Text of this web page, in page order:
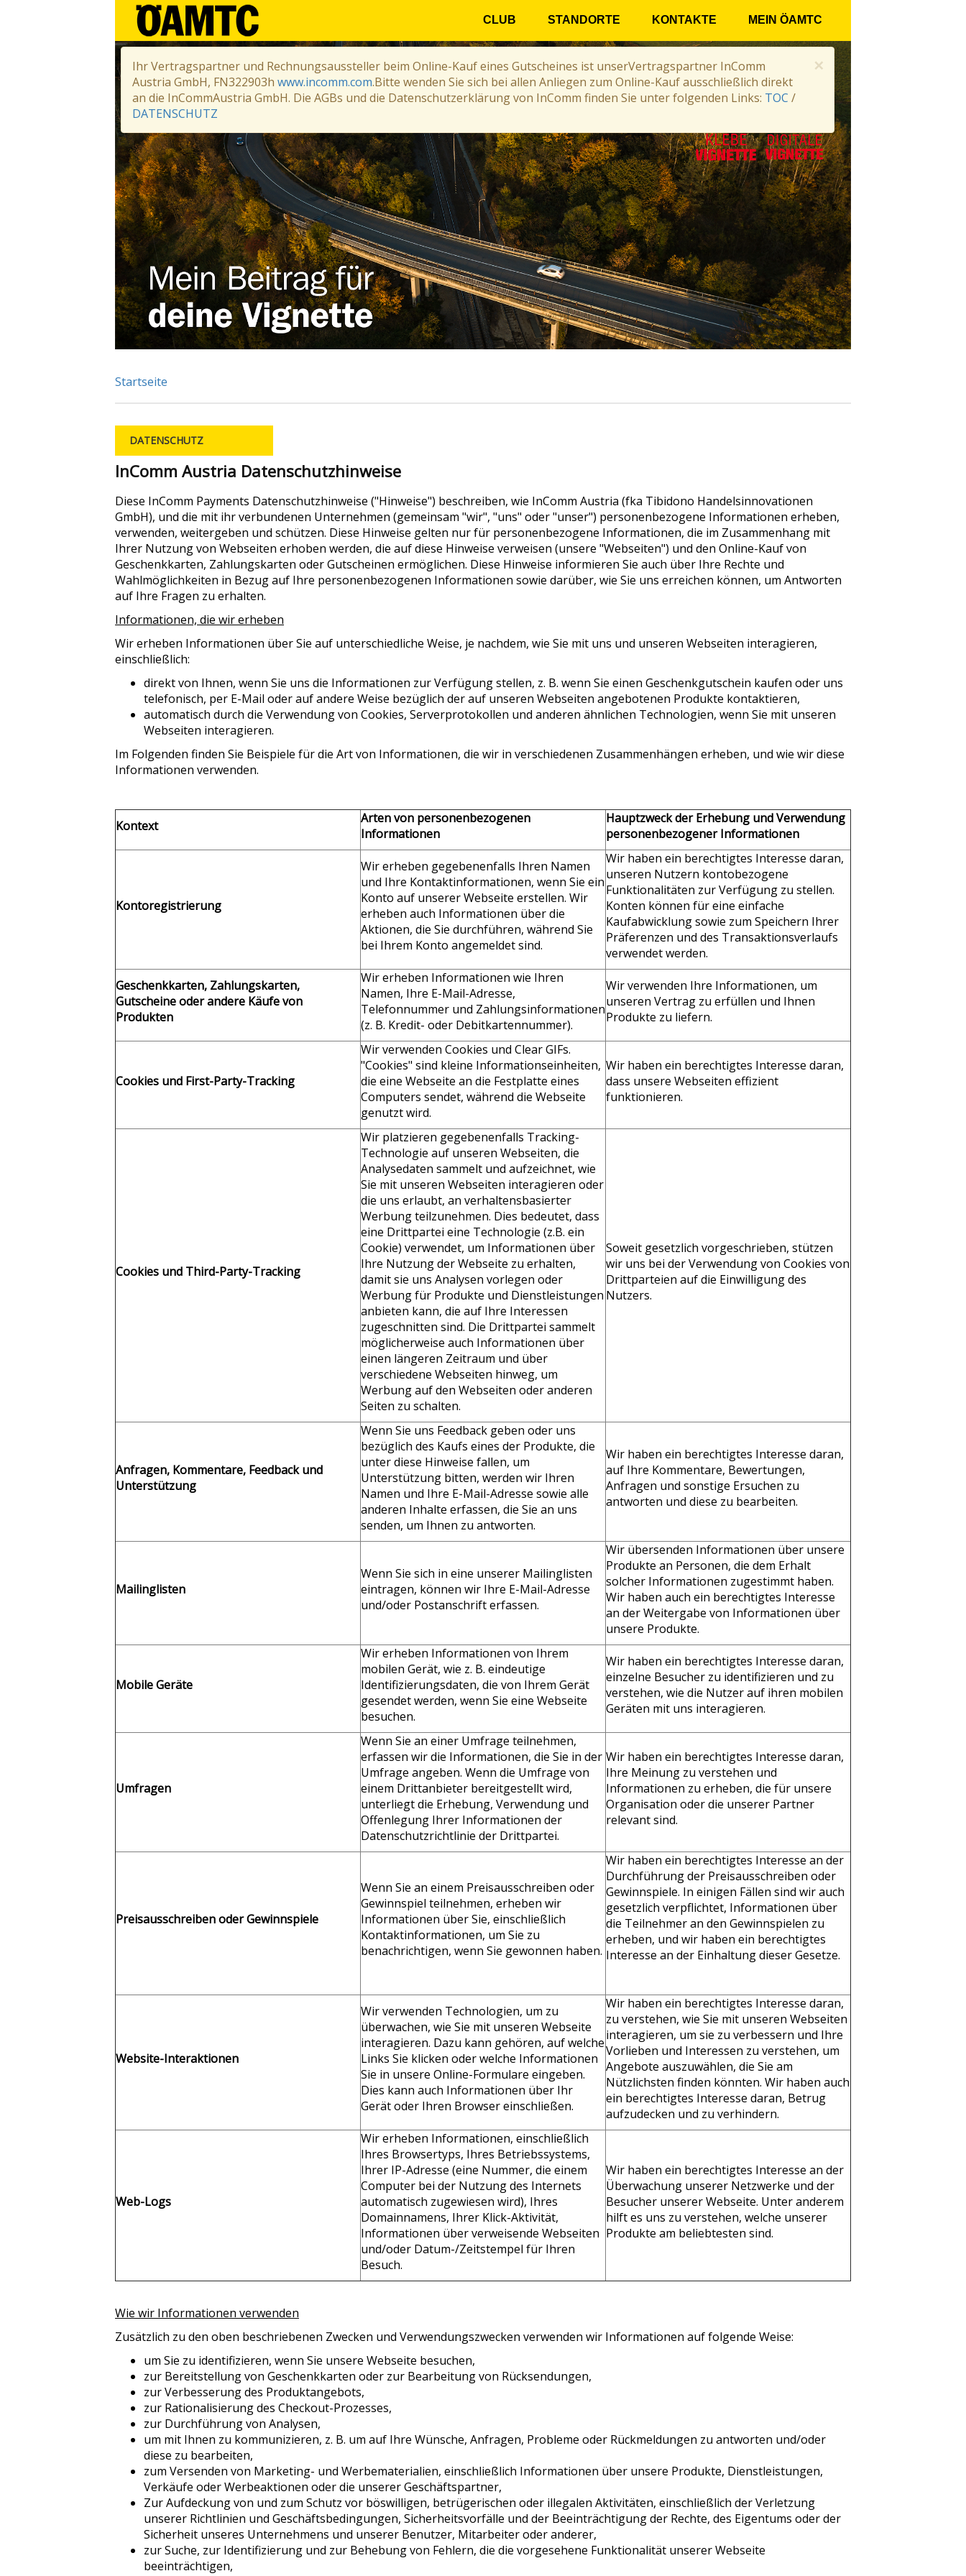
CLUB STANDORTE KONTAKTE MEIN ÖAMTC
×
Ihr Vertragspartner und Rechnungsaussteller beim Online-Kauf eines Gutscheines ist unserVertragspartner InComm
Austria GmbH, FN322903h www.incomm.com.Bitte wenden Sie sich bei allen Anliegen zum Online-Kauf ausschließlich direkt
an die InCommAustria GmbH. Die AGBs und die Datenschutzerklärung von InComm finden Sie unter folgenden Links: TOC /
DATENSCHUTZ
Startseite
DATENSCHUTZ
InComm Austria Datenschutzhinweise
Diese InComm Payments Datenschutzhinweise ("Hinweise") beschreiben, wie InComm Austria (fka Tibidono Handelsinnovationen
GmbH), und die mit ihr verbundenen Unternehmen (gemeinsam "wir", "uns" oder "unser") personenbezogene Informationen erheben,
verwenden, weitergeben und schützen. Diese Hinweise gelten nur für personenbezogene Informationen, die im Zusammenhang mit
Ihrer Nutzung von Webseiten erhoben werden, die auf diese Hinweise verweisen (unsere "Webseiten") und den Online-Kauf von
Geschenkkarten, Zahlungskarten oder Gutscheinen ermöglichen. Diese Hinweise informieren Sie auch über Ihre Rechte und
Wahlmöglichkeiten in Bezug auf Ihre personenbezogenen Informationen sowie darüber, wie Sie uns erreichen können, um Antworten
auf Ihre Fragen zu erhalten.
Informationen, die wir erheben
Wir erheben Informationen über Sie auf unterschiedliche Weise, je nachdem, wie Sie mit uns und unseren Webseiten interagieren,
einschließlich:
direkt von Ihnen, wenn Sie uns die Informationen zur Verfügung stellen, z. B. wenn Sie einen Geschenkgutschein kaufen oder uns
telefonisch, per E-Mail oder auf andere Weise bezüglich der auf unseren Webseiten angebotenen Produkte kontaktieren,
automatisch durch die Verwendung von Cookies, Serverprotokollen und anderen ähnlichen Technologien, wenn Sie mit unseren
Webseiten interagieren.
Im Folgenden finden Sie Beispiele für die Art von Informationen, die wir in verschiedenen Zusammenhängen erheben, und wie wir diese
Informationen verwenden.
Kontext
Arten von personenbezogenen
Informationen
Hauptzweck der Erhebung und Verwendung
personenbezogener Informationen
Kontoregistrierung
Wir erheben gegebenenfalls Ihren Namen
und Ihre Kontaktinformationen, wenn Sie ein
Konto auf unserer Webseite erstellen. Wir
erheben auch Informationen über die
Aktionen, die Sie durchführen, während Sie
bei Ihrem Konto angemeldet sind.
Wir haben ein berechtigtes Interesse daran,
unseren Nutzern kontobezogene
Funktionalitäten zur Verfügung zu stellen.
Konten können für eine einfache
Kaufabwicklung sowie zum Speichern Ihrer
Präferenzen und des Transaktionsverlaufs
verwendet werden.
Geschenkkarten, Zahlungskarten,
Gutscheine oder andere Käufe von
Produkten
Wir erheben Informationen wie Ihren
Namen, Ihre E-Mail-Adresse,
Telefonnummer und Zahlungsinformationen
(z. B. Kredit- oder Debitkartennummer).
Wir verwenden Ihre Informationen, um
unseren Vertrag zu erfüllen und Ihnen
Produkte zu liefern.
Cookies und First-Party-Tracking
Wir verwenden Cookies und Clear GIFs.
"Cookies" sind kleine Informationseinheiten,
die eine Webseite an die Festplatte eines
Computers sendet, während die Webseite
genutzt wird.
Wir haben ein berechtigtes Interesse daran,
dass unsere Webseiten effizient
funktionieren.
Cookies und Third-Party-Tracking
Wir platzieren gegebenenfalls Tracking-
Technologie auf unseren Webseiten, die
Analysedaten sammelt und aufzeichnet, wie
Sie mit unseren Webseiten interagieren oder
die uns erlaubt, an verhaltensbasierter
Werbung teilzunehmen. Dies bedeutet, dass
eine Drittpartei eine Technologie (z.B. ein
Cookie) verwendet, um Informationen über
Ihre Nutzung der Webseite zu erhalten,
damit sie uns Analysen vorlegen oder
Werbung für Produkte und Dienstleistungen
anbieten kann, die auf Ihre Interessen
zugeschnitten sind. Die Drittpartei sammelt
möglicherweise auch Informationen über
einen längeren Zeitraum und über
verschiedene Webseiten hinweg, um
Werbung auf den Webseiten oder anderen
Seiten zu schalten.
Soweit gesetzlich vorgeschrieben, stützen
wir uns bei der Verwendung von Cookies von
Drittparteien auf die Einwilligung des
Nutzers.
Anfragen, Kommentare, Feedback und
Unterstützung
Wenn Sie uns Feedback geben oder uns
bezüglich des Kaufs eines der Produkte, die
unter diese Hinweise fallen, um
Unterstützung bitten, werden wir Ihren
Namen und Ihre E-Mail-Adresse sowie alle
anderen Inhalte erfassen, die Sie an uns
senden, um Ihnen zu antworten.
Wir haben ein berechtigtes Interesse daran,
auf Ihre Kommentare, Bewertungen,
Anfragen und sonstige Ersuchen zu
antworten und diese zu bearbeiten.
Mailinglisten
Wenn Sie sich in eine unserer Mailinglisten
eintragen, können wir Ihre E-Mail-Adresse
und/oder Postanschrift erfassen.
Wir übersenden Informationen über unsere
Produkte an Personen, die dem Erhalt
solcher Informationen zugestimmt haben.
Wir haben auch ein berechtigtes Interesse
an der Weitergabe von Informationen über
unsere Produkte.
Mobile Geräte
Wir erheben Informationen von Ihrem
mobilen Gerät, wie z. B. eindeutige
Identifizierungsdaten, die von Ihrem Gerät
gesendet werden, wenn Sie eine Webseite
besuchen.
Wir haben ein berechtigtes Interesse daran,
einzelne Besucher zu identifizieren und zu
verstehen, wie die Nutzer auf ihren mobilen
Geräten mit uns interagieren.
Umfragen
Wenn Sie an einer Umfrage teilnehmen,
erfassen wir die Informationen, die Sie in der
Umfrage angeben. Wenn die Umfrage von
einem Drittanbieter bereitgestellt wird,
unterliegt die Erhebung, Verwendung und
Offenlegung Ihrer Informationen der
Datenschutzrichtlinie der Drittpartei.
Wir haben ein berechtigtes Interesse daran,
Ihre Meinung zu verstehen und
Informationen zu erheben, die für unsere
Organisation oder die unserer Partner
relevant sind.
Preisausschreiben oder Gewinnspiele
Wenn Sie an einem Preisausschreiben oder
Gewinnspiel teilnehmen, erheben wir
Informationen über Sie, einschließlich
Kontaktinformationen, um Sie zu
benachrichtigen, wenn Sie gewonnen haben.
Wir haben ein berechtigtes Interesse an der
Durchführung der Preisausschreiben oder
Gewinnspiele. In einigen Fällen sind wir auch
gesetzlich verpflichtet, Informationen über
die Teilnehmer an den Gewinnspielen zu
erheben, und wir haben ein berechtigtes
Interesse an der Einhaltung dieser Gesetze.
Website-Interaktionen
Wir verwenden Technologien, um zu
überwachen, wie Sie mit unseren Webseite
interagieren. Dazu kann gehören, auf welche
Links Sie klicken oder welche Informationen
Sie in unsere Online-Formulare eingeben.
Dies kann auch Informationen über Ihr
Gerät oder Ihren Browser einschließen.
Wir haben ein berechtigtes Interesse daran,
zu verstehen, wie Sie mit unseren Webseiten
interagieren, um sie zu verbessern und Ihre
Vorlieben und Interessen zu verstehen, um
Angebote auszuwählen, die Sie am
Nützlichsten finden könnten. Wir haben auch
ein berechtigtes Interesse daran, Betrug
aufzudecken und zu verhindern.
Web-Logs
Wir erheben Informationen, einschließlich
Ihres Browsertyps, Ihres Betriebssystems,
Ihrer IP-Adresse (eine Nummer, die einem
Computer bei der Nutzung des Internets
automatisch zugewiesen wird), Ihres
Domainnamens, Ihrer Klick-Aktivität,
Informationen über verweisende Webseiten
und/oder Datum-/Zeitstempel für Ihren
Besuch.
Wir haben ein berechtigtes Interesse an der
Überwachung unserer Netzwerke und der
Besucher unserer Webseite. Unter anderem
hilft es uns zu verstehen, welche unserer
Produkte am beliebtesten sind.
Wie wir Informationen verwenden
Zusätzlich zu den oben beschriebenen Zwecken und Verwendungszwecken verwenden wir Informationen auf folgende Weise:
um Sie zu identifizieren, wenn Sie unsere Webseite besuchen,
zur Bereitstellung von Geschenkkarten oder zur Bearbeitung von Rücksendungen,
zur Verbesserung des Produktangebots,
zur Rationalisierung des Checkout-Prozesses,
zur Durchführung von Analysen,
um mit Ihnen zu kommunizieren, z. B. um auf Ihre Wünsche, Anfragen, Probleme oder Rückmeldungen zu antworten und/oder
diese zu bearbeiten,
zum Versenden von Marketing- und Werbematerialien, einschließlich Informationen über unsere Produkte, Dienstleistungen,
Verkäufe oder Werbeaktionen oder die unserer Geschäftspartner,
Zur Aufdeckung von und zum Schutz vor böswilligen, betrügerischen oder illegalen Aktivitäten, einschließlich der Verletzung
unserer Richtlinien und Geschäftsbedingungen, Sicherheitsvorfälle und der Beeinträchtigung der Rechte, des Eigentums oder der
Sicherheit unseres Unternehmens und unserer Benutzer, Mitarbeiter oder anderer,
zur Suche, zur Identifizierung und zur Behebung von Fehlern, die die vorgesehene Funktionalität unserer Webseite
beeinträchtigen,